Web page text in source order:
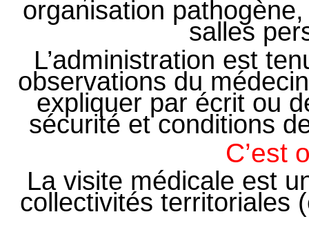
organisation
salles
L’administration est
observations du
expliquer par écrit ou
sécurité et conditions
C’est
La visite médicale est
collectivités territoriales